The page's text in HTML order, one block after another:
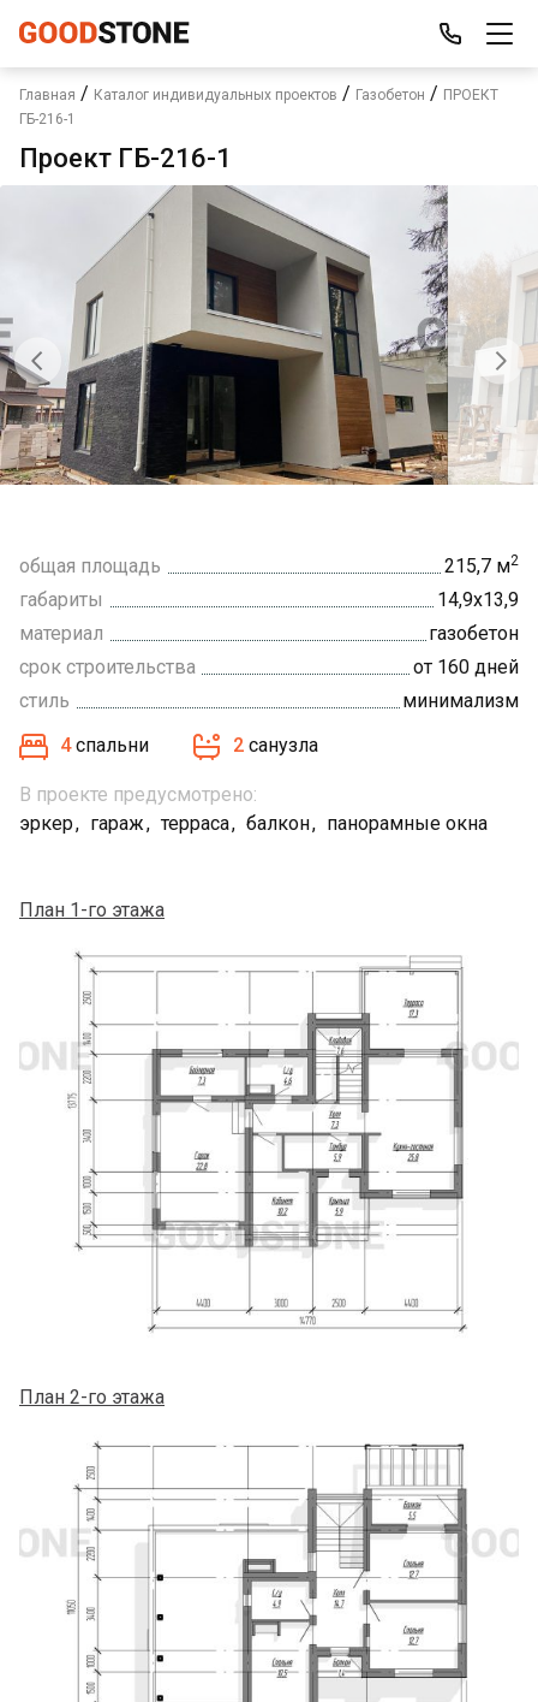
Главная / Каталог индивидуальных проектов / Газобетон / ПРОЕКТ
ГБ-216-1
Проект ГБ-216-1
общая площадь 215,7 м2
габариты
14,9х13,9
материал
газобетон
срок строительства
от 160 дней
стиль
минимализм
4 спальни 2 санузла
В проекте предусмотрено:
эркер
гараж терраса балкон панорамные окна
План 1-го этажа
План 2-го этажа